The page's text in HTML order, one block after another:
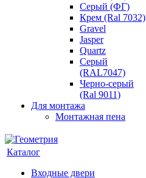
Серый (ФГ)
Крем (Ral 7032)
Gravel
Jasper
Quartz
Серый
(RAL7047)
Черно-серый
(Ral 9011)
Для монтажа
Монтажная пена
Каталог
Входные двери